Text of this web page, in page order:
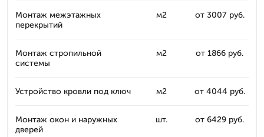
Монтаж межэтажных
перекрытий
м2 от 3007 руб.
Монтаж стропильной
системы
м2 от 1866 руб.
Устройство кровли под ключ м2 от 4044 руб.
Монтаж окон и наружных
дверей
шт. от 6429 руб.